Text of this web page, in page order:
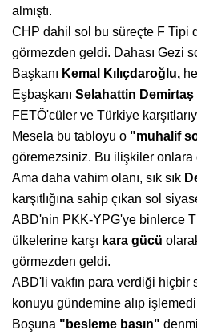
almıştı.
CHP dahil sol bu süreçte F Tipi
görmezden geldi. Dahası Gezi
Başkanı Kemal Kılıçdaroğlu,
Eşbaşkanı Selahattin Demirtaş
FETÖ'cüler ve Türkiye
Mesela bu tabloyu o "muhalif
göremezsiniz. Bu ilişkiler onlara
Ama daha vahim olanı, sık sık
karşıtlığına sahip çıkan sol
ABD'nin PKK-YPG'ye binlerce
ülkelerine karşı kara gücü
görmezden geldi.
ABD'li vakfın para verdiği hiçbir
konuyu gündemine alıp
Boşuna "besleme basın"